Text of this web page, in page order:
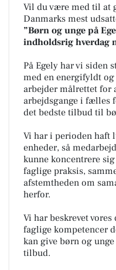
Vil du være med til at
Danmarks mest
”Børn og unge på
indholdsrig hverdag
På Egely har vi siden
med en energifyldt
arbejder målrettet for
arbejdsgange i fælles
det bedste tilbud til
Vi har i perioden haft
enheder, så
kunne koncentrere
faglige praksis,
afstemtheden om
herfor.
Vi har beskrevet
faglige kompetencer
kan give børn og
tilbud.